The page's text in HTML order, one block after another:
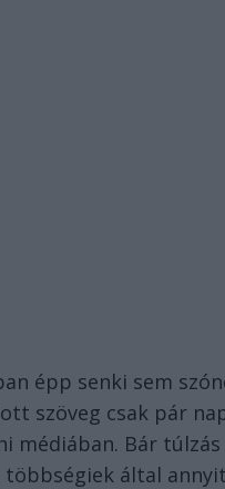
épp senki sem
szöveg csak pár
médiában. Bár
többségiek által annyit